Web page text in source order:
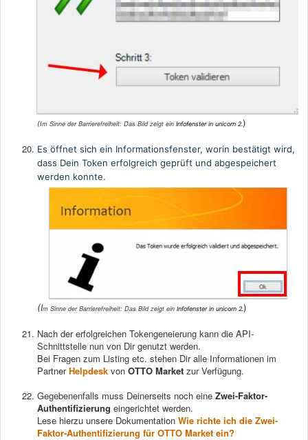
(Im Sinne der Barrierefreiheit: Das Bild zeigt ein Infofenster in unicorn 2.)
Es öffnet sich ein Informationsfenster, worin bestätigt wird,
dass Dein Token erfolgreich geprüft und abgespeichert
werden konnte.
(Im Sinne der Barrierefreiheit: Das Bild zeigt ein Infofenster in unicorn 2.)
Nach der erfolgreichen Tokengeneierung kann die API-
Schnittstelle nun von Dir genutzt werden.
Bei Fragen zum Listing etc. stehen Dir alle Informationen im
PartnerHelpdesk von OTTO Market zur Verfügung.
Gegebenenfalls muss Deinerseits noch eine Zwei-Faktor-
Authentifizierung eingerichtet werden.
Lese hierzu unsere Dokumentation Wie richte ich die Zwei-
Faktor-Authentifizierung für OTTO Market ein?